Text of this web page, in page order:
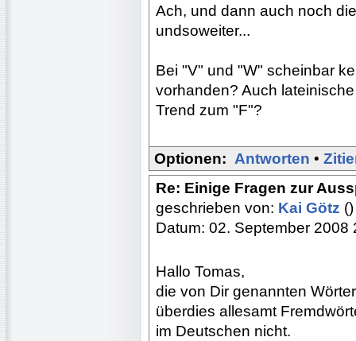
Ach, und dann auch noch
undsoweiter...
Bei "V" und "W" scheinbar
vorhanden? Auch
Trend zum "F"?
Optionen: Antworten •
Re: Einige Fragen zur
geschrieben von: Kai Götz ()
Datum: 02. September 2008
Hallo Tomas,
die von Dir genannten
überdies allesamt
im Deutschen nicht.